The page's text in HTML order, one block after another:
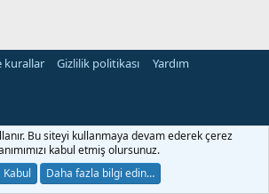
kurallar Gizlilik politikası
Yardım
Bu siteyi kullanmaya devam ederek çerez
kabul etmiş olursunuz.
Kabul
Daha fazla bilgi edin…